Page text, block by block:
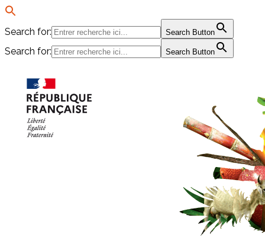
Search for: Search Button
Search for: Search Button
contenu